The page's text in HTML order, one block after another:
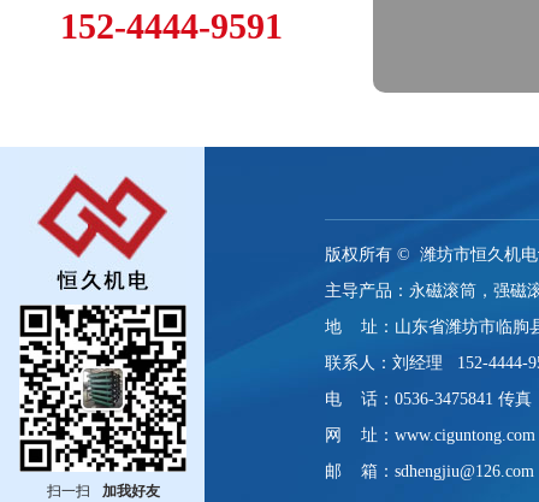
152-4444-9591
扫一扫 加我好友
版权所有 © 潍坊市恒久机
主导产品：永磁滚筒，强磁
地 址：山东省潍坊市临朐
联系人：刘经理 152-4444-
电 话：0536-3475841 传真
网 址：www.ciguntong.com
邮 箱：sdhengjiu@126.com